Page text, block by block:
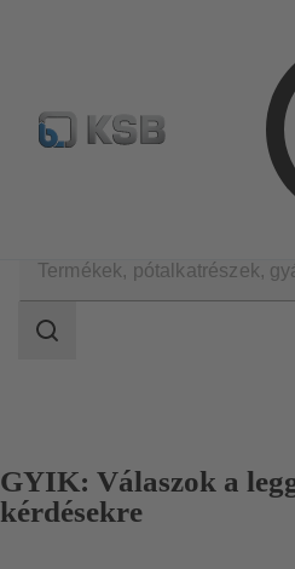
Hírlevél
tartomány
Keresési
GYIK: Válaszok a
kérdésekre